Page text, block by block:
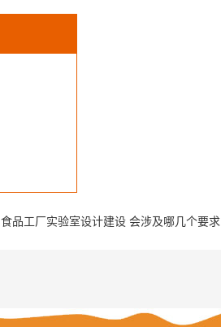
食品工厂实验室设计建设 会涉及哪几个要求